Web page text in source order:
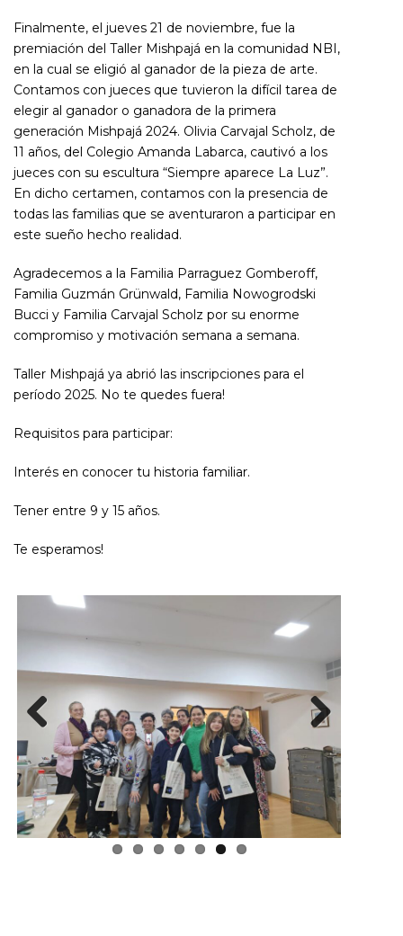
Finalmente, el jueves 21 de noviembre, fue la
premiación del Taller Mishpajá en la comunidad NBI,
en la cual se eligió al ganador de la pieza de arte.
Contamos con jueces que tuvieron la difícil tarea de
elegir al ganador o ganadora de la primera
generación Mishpajá 2024. Olivia Carvajal Scholz, de
11 años, del Colegio Amanda Labarca, cautivó a los
jueces con su escultura “Siempre aparece La Luz”.
En dicho certamen, contamos con la presencia de
todas las familias que se aventuraron a participar en
este sueño hecho realidad.
Agradecemos a la Familia Parraguez Gomberoff,
Familia Guzmán Grünwald, Familia Nowogrodski
Bucci y Familia Carvajal Scholz por su enorme
compromiso y motivación semana a semana.
Taller Mishpajá ya abrió las inscripciones para el
período 2025. No te quedes fuera!
Requisitos para participar:
Interés en conocer tu historia familiar.
Tener entre 9 y 15 años.
Te esperamos!
Previous